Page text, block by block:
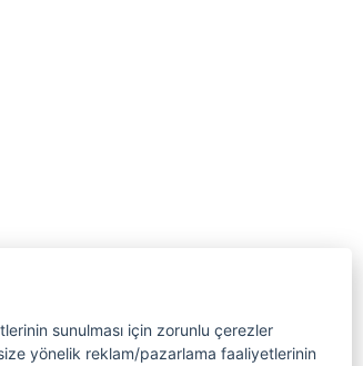
sunulması için zorunlu çerezler
yönelik reklam/pazarlama faaliyetlerinin